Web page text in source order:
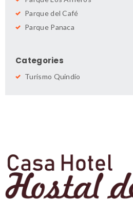
Parque del Café
Parque Panaca
Categories
Turismo Quindío